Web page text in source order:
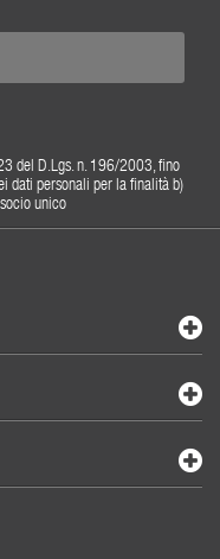
del D.Lgs. n. 196/2003, fino
dati personali per la finalità b)
unico